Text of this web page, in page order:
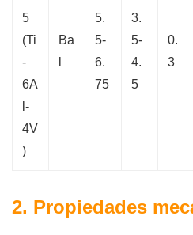
5
(Ti
-
6A
l-
4V
)
Ba
5.
5-
6.
75
3.
5-
4.
5
0.
3
2. Propiedades